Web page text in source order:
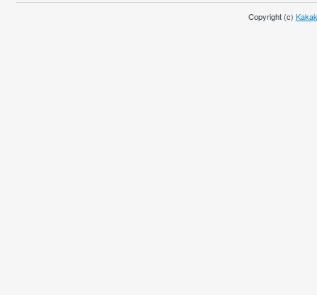
Copyright (c)